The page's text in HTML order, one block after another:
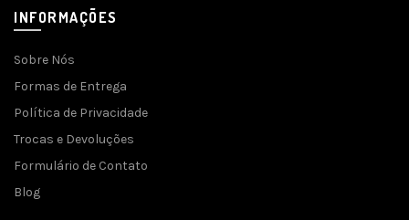
INFORMAÇÕES
Sobre Nós
Formas de Entrega
Política de Privacidade
Trocas e Devoluções
Formulário de Contato
Blog